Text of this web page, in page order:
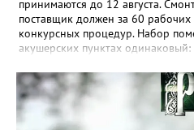
принимаются до 12 августа.
поставщик должен за 60
конкурсных процедур. Набор
акушерских пунктах
также комната для хранения
другие вспомогательные. В
расположится на участке №58 по
на Советской, 79.